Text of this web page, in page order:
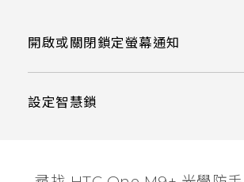
開啟或關閉鎖定螢幕通知
設定智慧鎖